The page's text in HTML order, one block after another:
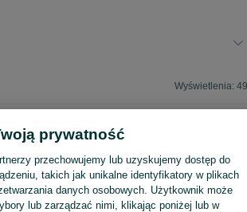
Wyświetlenia:
konto na OLX, aby skontaktować się z
prywatność
przechowujemy lub uzyskujemy dostęp do
takich jak unikalne identyfikatory w plikach
danych osobowych. Użytkownik może
lub zarządzać nimi, klikając poniżej lub w